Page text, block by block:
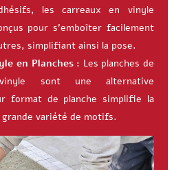
les carreaux en vinyle
pour s’emboîter facilement
simplifiant ainsi la pose.
en Planches : Les planches de
sont une alternative
format de planche simplifie la
variété de motifs.